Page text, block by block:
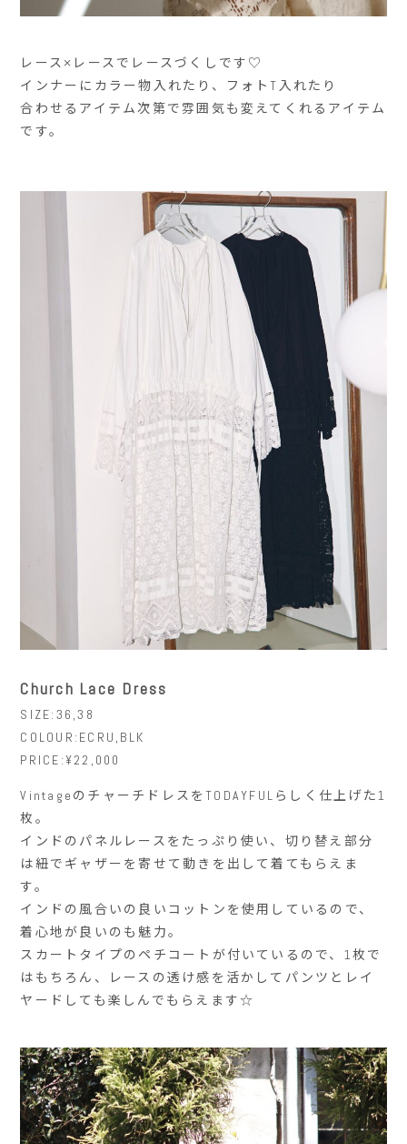
レース×レースでレースづくしです♡
インナーにカラー物入れたり、フォトT入れたり
合わせるアイテム次第で雰囲気も変えてくれるアイテム
です。
Church Lace Dress
SIZE:36,38
COLOUR:ECRU,BLK
PRICE:¥22,000
VintageのチャーチドレスをTODAYFULらしく仕上げた1
枚。
インドのパネルレースをたっぷり使い、切り替え部分
は紐でギャザーを寄せて動きを出して着てもらえま
す。
インドの風合いの良いコットンを使用しているので、
着心地が良いのも魅力。
スカートタイプのペチコートが付いているので、1枚で
はもちろん、レースの透け感を活かしてパンツとレイ
ヤードしても楽しんでもらえます☆